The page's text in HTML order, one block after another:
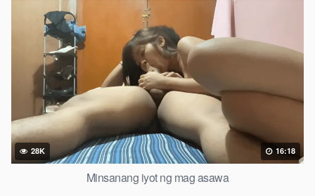
28K 16:18
Minsanang iyot ng mag asawa